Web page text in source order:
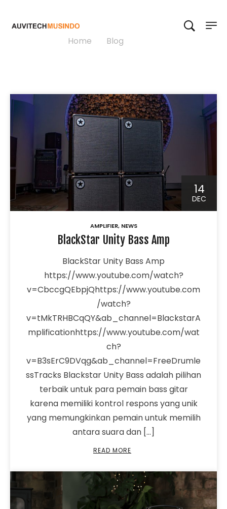
Home Blog
14
DEC
AMPLIFIER, NEWS
BlackStar Unity Bass Amp
BlackStar Unity Bass Amp
https://www.youtube.com/watch?
v=CbccgQEbpjQhttps://www.youtube.com
/watch?
v=tMkTRHBCqQY&ab_channel=BlackstarA
mplificationhttps://www.youtube.com/wat
ch?
v=B3sErC9DVqg&ab_channel=FreeDrumle
ssTracks Blackstar Unity Bass adalah pilihan
terbaik untuk para pemain bass gitar
karena memiliki kontrol respons yang unik
yang memungkinkan pemain untuk memilih
antara suara dan […]
READ MORE